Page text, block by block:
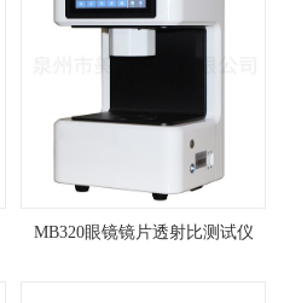
MB320眼镜镜片透射比测试仪